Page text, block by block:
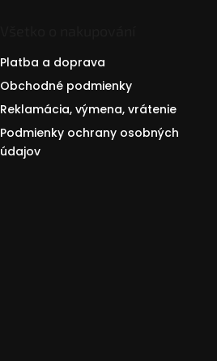
Platba a doprava
Obchodné podmienky
Reklamácia, výmena, vrátenie
Podmienky ochrany osobných
údajov